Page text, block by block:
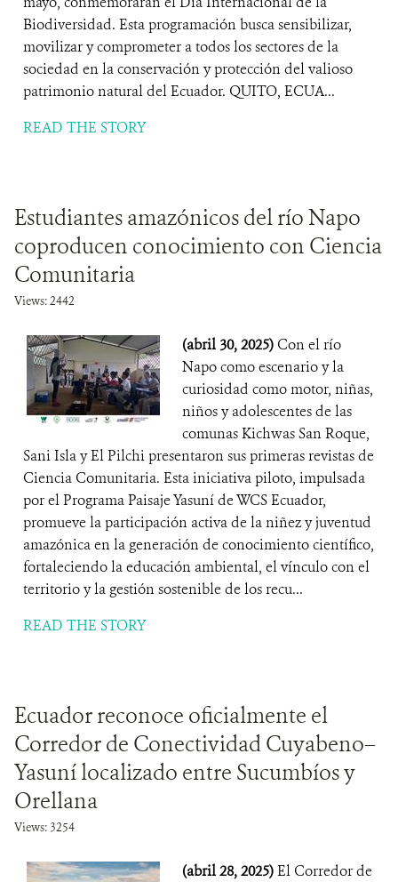
Biodiversidad. Esta programación busca sensibilizar,
movilizar y comprometer a todos los sectores de la
sociedad en la conservación y protección del valioso
patrimonio natural del Ecuador. QUITO, ECUA...
READ THE STORY
Estudiantes amazónicos del río Napo
coproducen conocimiento con Ciencia
Comunitaria
Views: 2442
(abril 30, 2025) Con el río
Napo como escenario y la
curiosidad como motor, niñas,
niños y adolescentes de las
comunas Kichwas San Roque,
Sani Isla y El Pilchi presentaron sus primeras revistas de
Ciencia Comunitaria. Esta iniciativa piloto, impulsada
por el Programa Paisaje Yasuní de WCS Ecuador,
promueve la participación activa de la niñez y juventud
amazónica en la generación de conocimiento científico,
fortaleciendo la educación ambiental, el vínculo con el
territorio y la gestión sostenible de los recu...
READ THE STORY
Ecuador reconoce oficialmente el
Corredor de Conectividad Cuyabeno–
Yasuní localizado entre Sucumbíos y
Orellana
Views: 3254
(abril 28, 2025)El Corredor de